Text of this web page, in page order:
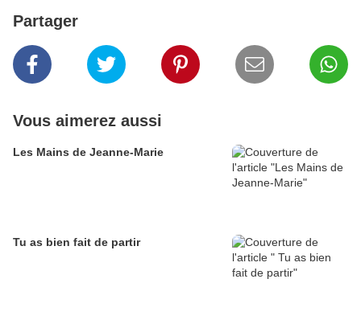
Partager
Vous aimerez aussi
Les Mains de Jeanne-Marie
Tu as bien fait de partir